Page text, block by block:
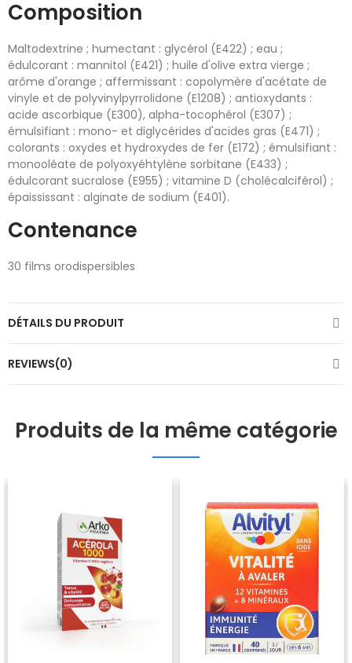
Composition
Maltodextrine ; humectant : glycérol (E422) ; eau ;
édulcorant : mannitol (E421) ; huile d'olive extra vierge ;
arôme d'orange ; affermissant : copolymère d'acétate de
vinyle et de polyvinylpyrrolidone (E1208) ; antioxydants :
acide ascorbique (E300), alpha-tocophérol (E307) ;
émulsifiant : mono- et diglycérides d'acides gras (E471) ;
colorants : oxydes et hydroxydes de fer (E172) ; émulsifiant :
monooléate de polyoxyéhtylène sorbitane (E433) ;
édulcorant sucralose (E955) ; vitamine D (cholécalciférol) ;
épaississant : alginate de sodium (E401).
Contenance
30 films orodispersibles
DÉTAILS DU PRODUIT
REVIEWS(0)
Produits de la même catégorie